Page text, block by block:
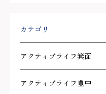
カテゴリ
アクティブライフ箕面
アクティブライフ豊中